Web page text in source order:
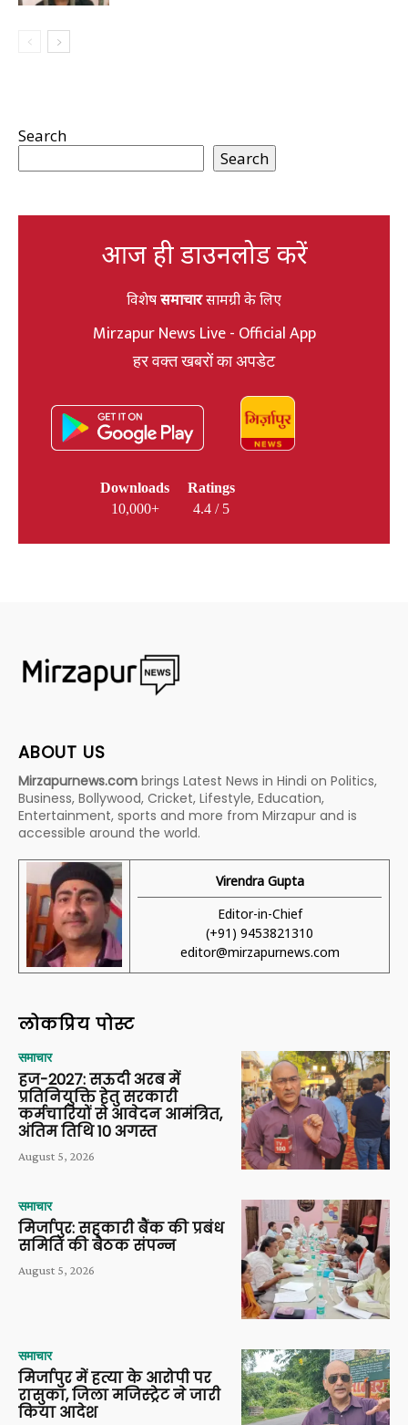
Search
Search
आज ही डाउनलोड करें
विशेषसमाचारसामग्री के लिए
Mirzapur News Live - Official App
हर वक्त खबरों का अपडेट
Downloads
10,000+
Ratings
4.4 / 5
ABOUT US
Mirzapurnews.com brings Latest News in Hindi on Politics,
Business, Bollywood, Cricket, Lifestyle, Education,
Entertainment, sports and more from Mirzapur and is
accessible around the world.
Virendra Gupta
Editor-in-Chief
(+91) 9453821310
editor@mirzapurnews.com
लोकप्रिय पोस्ट
समाचार
हज-2027: सऊदी अरब में
प्रतिनियुक्ति हेतु सरकारी
कर्मचारियों से आवेदन आमंत्रित,
अंतिम तिथि 10 अगस्त
August 5, 2026
समाचार
मिर्जापुर: सहकारी बैंक की प्रबंध
समिति की बैठक संपन्न
August 5, 2026
समाचार
मिर्जापुर में हत्या के आरोपी पर
रासुका, जिला मजिस्ट्रेट ने जारी
किया आदेश